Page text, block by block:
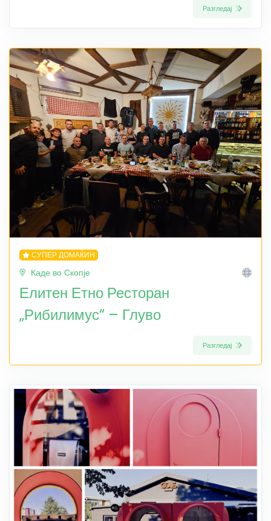
Разгледај
СУПЕР ДОМАЌИН
Каде во Скопје
Елитен Етно Ресторан
„Рибилимус“ – Глуво
Разгледај